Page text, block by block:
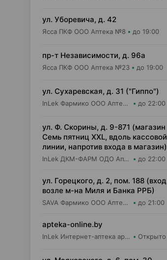
ул. Уборевича, д. 42
Ясса ПКФ ООО Аптека №8 до 19:00
пр-т Независимости, д. 96а
Ясса ПКФ ООО Аптека №23 до 19:00
ул. Сухаревская, д. 31 ("Гиппо")
InLek Фармико ООО Аптека №30 до 22:00
ул. Ф. Скорины, д. 9-871 (магазин
Семь пятниц XXL, вдоль кассовой
линии, напротив входа в магазин)
InLek ДКМ-ФАРМ ОДО Аптека №15 до 22:00
ул. Горецкого, д. 2, пом. 188 (вход
возле м-на Миля и Банка РРБ)
SAVA Фармико ООО Аптека №21 до 21:00
apteka-online.by
InLek Интернет-аптека apteka-online.by Открыто